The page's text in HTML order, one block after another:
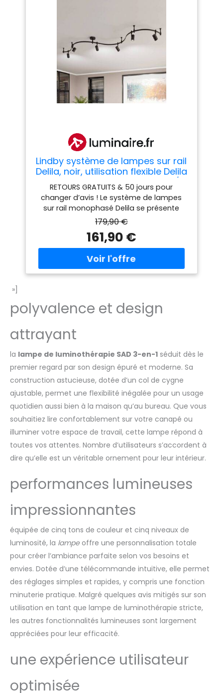
Lindby système de lampes sur rail
Delila, noir, utilisation flexible Delila
Lindby, dimmable, noir, Salon /
Salle à manger, Métal, Moderne,
Luminaire sur rail électrique
RETOURS GRATUITS & 50 jours pour
changer d’avis ! Le système de lampes
sur rail monophasé Delila se présente
dans un noir sable discret et séduit par
son aspect moderne.
179,90 €
161,90 €
»]
polyvalence et design
attrayant
la lampe de luminothérapie SAD 3-en-1 séduit dès le
premier regard par son design épuré et moderne. Sa
construction astucieuse, dotée d’un col de cygne
ajustable, permet une flexibilité inégalée pour un usage
quotidien aussi bien à la maison qu’au bureau. Que vous
souhaitiez lire confortablement sur votre canapé ou
illuminer votre espace de travail, cette lampe répond à
toutes vos attentes. Nombre d’utilisateurs s’accordent à
dire qu’elle est un véritable ornement pour leur intérieur.
performances lumineuses
impressionnantes
équipée de cinq tons de couleur et cinq niveaux de
luminosité, la lampeoffre une personnalisation totale
pour créer l’ambiance parfaite selon vos besoins et
envies. Dotée d’une télécommande intuitive, elle permet
des réglages simples et rapides, y compris une fonction
minuterie pratique. Malgré quelques avis mitigés sur son
utilisation en tant que lampe de luminothérapie stricte,
les autres fonctionnalités lumineuses sont largement
appréciées pour leur efficacité.
une expérience utilisateur
optimisée